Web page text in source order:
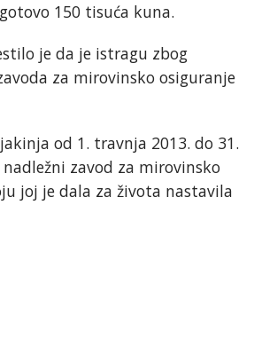
150 tisuća kuna.
je da je istragu zbog
za mirovinsko osiguranje
od 1. travnja 2013. do 31.
zavod za mirovinsko
joj je dala za života nastavila